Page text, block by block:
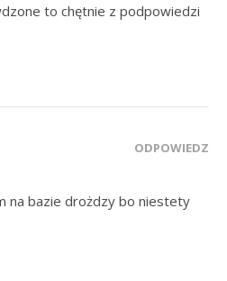
to chętnie z podpowiedzi
ODPOWIEDZ
na bazie drożdzy bo niestety